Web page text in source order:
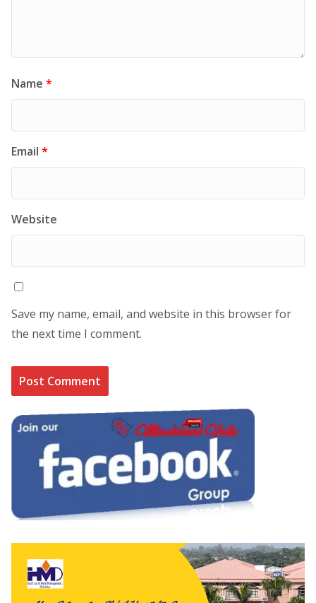
Name *
Email *
Website
Save my name, email, and website in this browser for
the next time I comment.